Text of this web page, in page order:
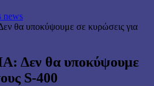
news
θα υποκύψουμε σε κυρώσεις για
Δεν θα υποκύψουμε
S-400